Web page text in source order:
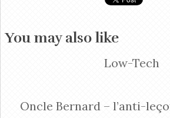
You may also like
Low-Tech
Oncle Bernard – l’anti-